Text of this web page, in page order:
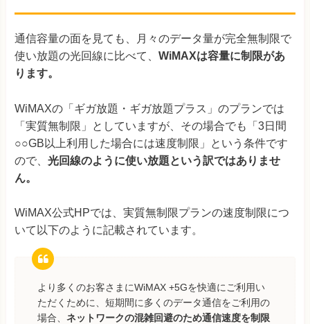
通信容量の面を見ても、月々のデータ量が完全無制限で
使い放題の光回線に比べて、 WiMAXは容量に制限があ
ります。
WiMAXの「ギガ放題・ギガ放題プラス」のプランでは
「実質無制限」としていますが、その場合でも「3日間
○○GB以上利用した場合には速度制限」という条件です
ので、 光回線のように使い放題という訳ではありませ
ん。
WiMAX公式HPでは、実質無制限プランの速度制限につ
いて以下のように記載されています。
より多くのお客さまにWiMAX +5Gを快適にご利用い
ただくために、短期間に多くのデータ通信をご利用の
場合、 ネットワークの混雑回避のため通信速度を制限